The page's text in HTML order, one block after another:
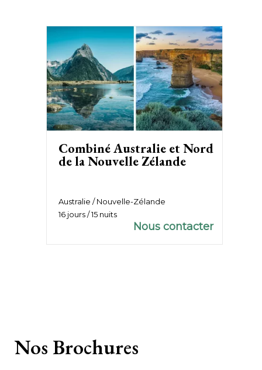
Combiné Australie et Nord
de la Nouvelle Zélande
Australie / Nouvelle-Zélande
16 jours / 15 nuits
Nous contacter
Nos Brochures